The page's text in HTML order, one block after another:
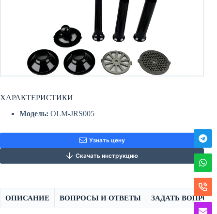
ХАРАКТЕРИСТИКИ
Модель: OLM-JRS005
Узнать цену
Скачать инструкцию
ОПИСАНИЕ ВОПРОСЫ И ОТВЕТЫ ЗАДАТЬ ВОПРОС